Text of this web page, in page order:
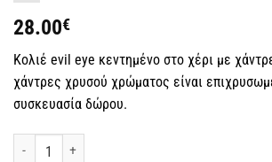
28.00€
Κολιέ evil eye κεντημένο στο χέρι με
χάντρες χρυσού χρώματος είναι
συσκευασία δώρου.
Κολιέ evil eye κεντημένο στο χέρι με χάντρες